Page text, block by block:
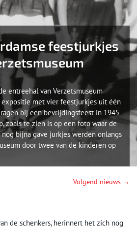
feestjurkjes
entreehal van Verzetsmuseum
met vier feestjurkjes uit één
bij een bevrijdingsfeest in 1945
zoals te zien is op een foto waar de
nog bijna gave jurkjes werden onlangs
door twee van de kinderen op
Volgend nieuws →
de schenkers, herinnert het zich nog